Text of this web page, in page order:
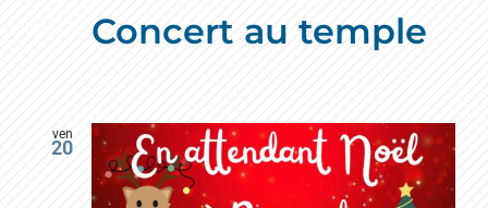
Concert au temple
ven
20